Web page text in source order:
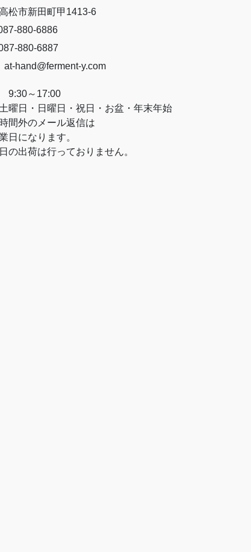
松市新田町甲1413-6
880-6886
880-6887
at-hand@ferment-y.com
9:30～17:00
曜日・日曜日・祝日・お盆・年末年始
間外のメール返信は
日になります。
の出荷は行っておりません。